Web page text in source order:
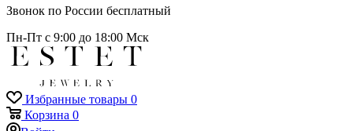
Звонок по России бесплатный
Пн-Пт с 9:00 до 18:00 Мск
Избранные товары 0
Корзина 0